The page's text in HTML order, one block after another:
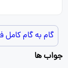
گام به گام کامل
جواب ها